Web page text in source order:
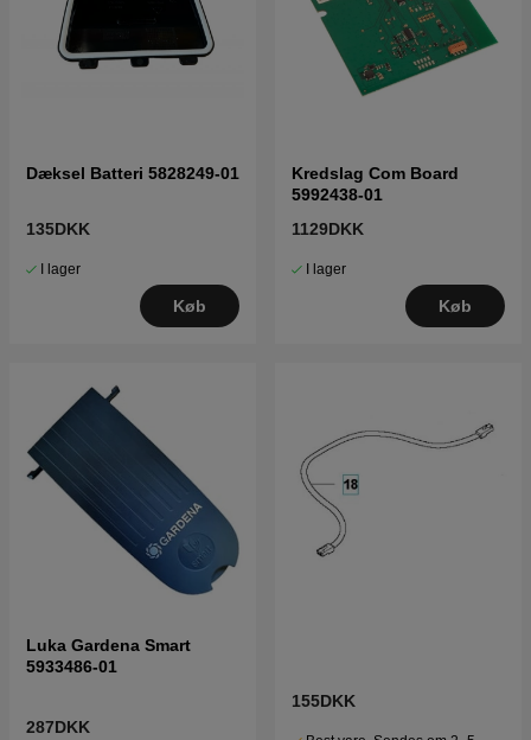
Dæksel Batteri 5828249-01
135DKK
I lager
Køb
Kredslag Com Board
5992438-01
1129DKK
I lager
Køb
Luka Gardena Smart
5933486-01
287DKK
155DKK